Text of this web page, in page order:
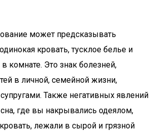
может предсказывать
кровать, тусклое белье и
комнате. Это знак болезней,
в личной, семейной жизни,
Также негативных явлений
где вы накрывались одеялом,
лежали в сырой и грязной